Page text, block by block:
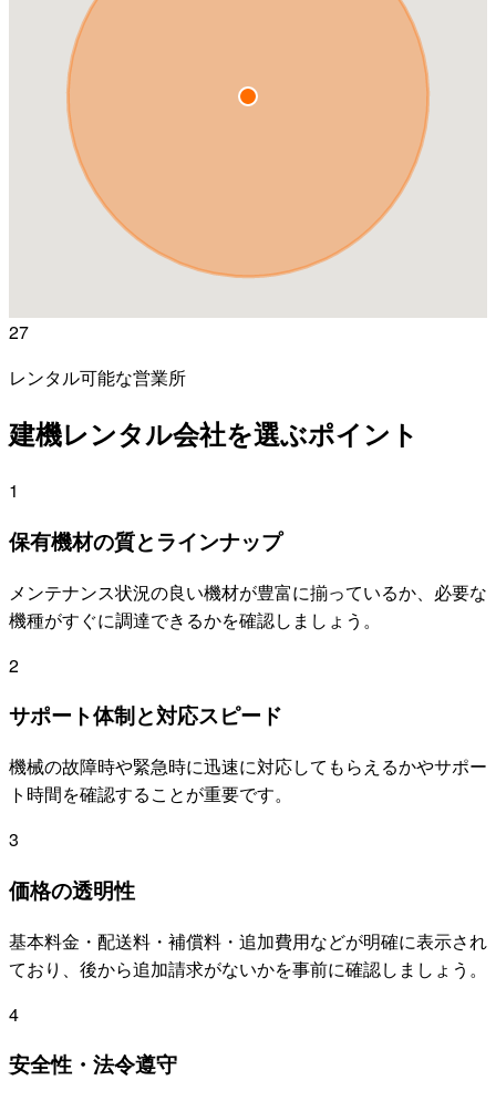
27
レンタル可能な営業所
建機レンタル会社を選ぶポイント
1
保有機材の質とラインナップ
メンテナンス状況の良い機材が豊富に揃っているか、必要な
機種がすぐに調達できるかを確認しましょう。
2
サポート体制と対応スピード
機械の故障時や緊急時に迅速に対応してもらえるかやサポー
ト時間を確認することが重要です。
3
価格の透明性
基本料金・配送料・補償料・追加費用などが明確に表示され
ており、後から追加請求がないかを事前に確認しましょう。
4
安全性・法令遵守